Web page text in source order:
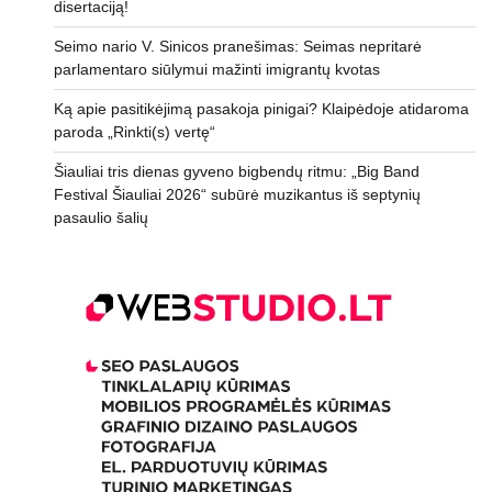
disertaciją!
Seimo nario V. Sinicos pranešimas: Seimas nepritarė
parlamentaro siūlymui mažinti imigrantų kvotas
Ką apie pasitikėjimą pasakoja pinigai? Klaipėdoje atidaroma
paroda „Rinkti(s) vertę“
Šiauliai tris dienas gyveno bigbendų ritmu: „Big Band
Festival Šiauliai 2026“ subūrė muzikantus iš septynių
pasaulio šalių